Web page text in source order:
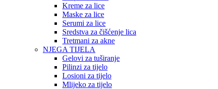
Kreme za lice
Maske za lice
Serumi za lice
Sredstva za čišćenje lica
Tretmani za akne
NJEGA TIJELA
Gelovi za tuširanje
Pilinzi za tijelo
Losioni za tijelo
Mlijeko za tijelo